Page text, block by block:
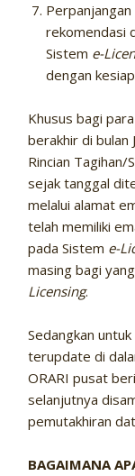
rekomendasi
Sistem e-
dengan
Khusus bagi
berakhir di bulan
Rincian Tagihan/
sejak tanggal
melalui alamat
telah memiliki
pada Sistem e-
masing bagi
Licensing.
Sedangkan
terupdate di
ORARI pusat
selanjutnya
pemutakhiran
BAGAIMANA